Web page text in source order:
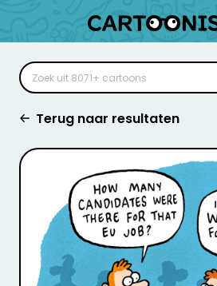
Terug naar resultaten